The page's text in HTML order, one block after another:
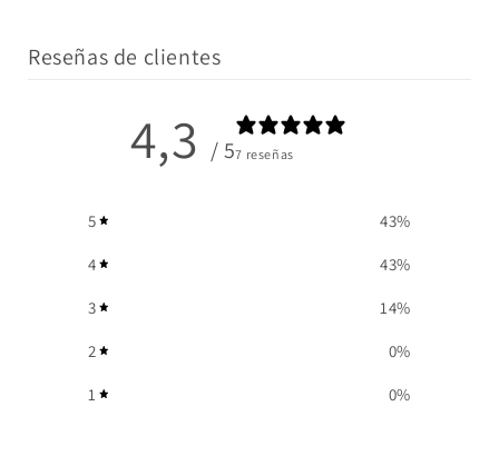
Reseñas de clientes
4,3 / 57 reseñas
5 43%
4 43%
3 14%
2 0%
1 0%